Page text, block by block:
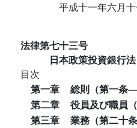
平成十一年六月
法律第七十三号
日本政策投資銀行法
目次
第一章
総則（第一条―
第二章
役員及び職員
第三章
業務（第二十